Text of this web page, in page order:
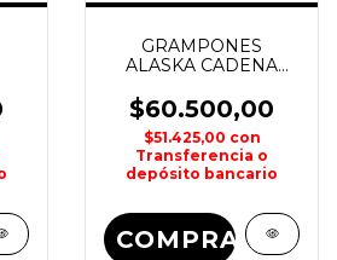
GRAMPONES
ALASKA CADENA
SENDERISMO
$60.500,00
$51.425,00 con
Transferencia o
depósito bancario
COMPRAR